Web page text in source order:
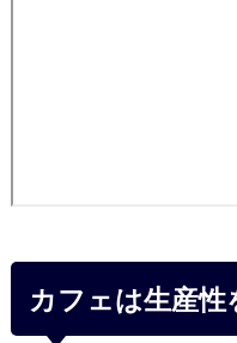
カフェは生産性